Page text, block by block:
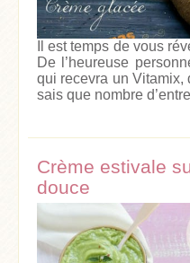
Il est temps de vous
De l’heureuse
qui recevra un Vitamix,
sais que nombre
Crème estivale
douce